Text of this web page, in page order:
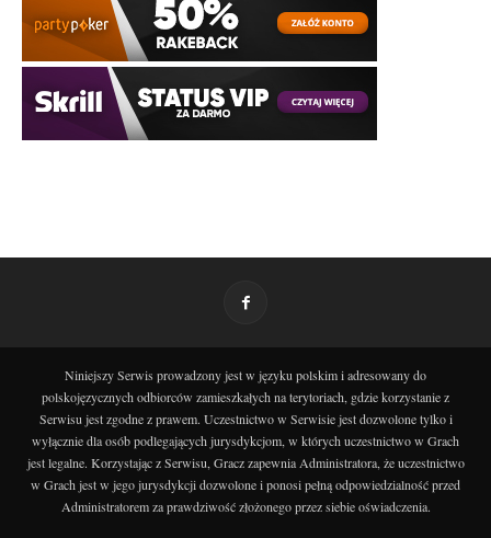
Niniejszy Serwis prowadzony jest w języku polskim i adresowany do
polskojęzycznych odbiorców zamieszkałych na terytoriach, gdzie korzystanie z
Serwisu jest zgodne z prawem. Uczestnictwo w Serwisie jest dozwolone tylko i
wyłącznie dla osób podlegających jurysdykcjom, w których uczestnictwo w Grach
jest legalne. Korzystając z Serwisu, Gracz zapewnia Administratora, że uczestnictwo
w Grach jest w jego jurysdykcji dozwolone i ponosi pełną odpowiedzialność przed
Administratorem za prawdziwość złożonego przez siebie oświadczenia.